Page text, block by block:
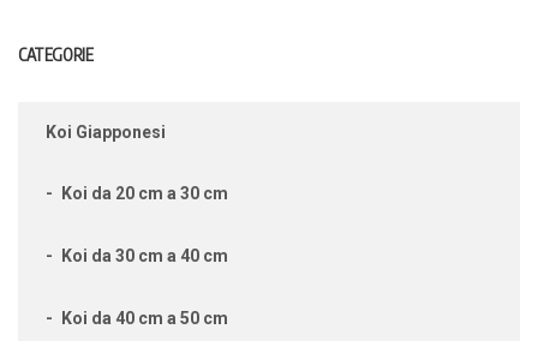
CATEGORIE
Koi Giapponesi
Koi da 20 cm a 30 cm
Koi da 30 cm a 40 cm
Koi da 40 cm a 50 cm